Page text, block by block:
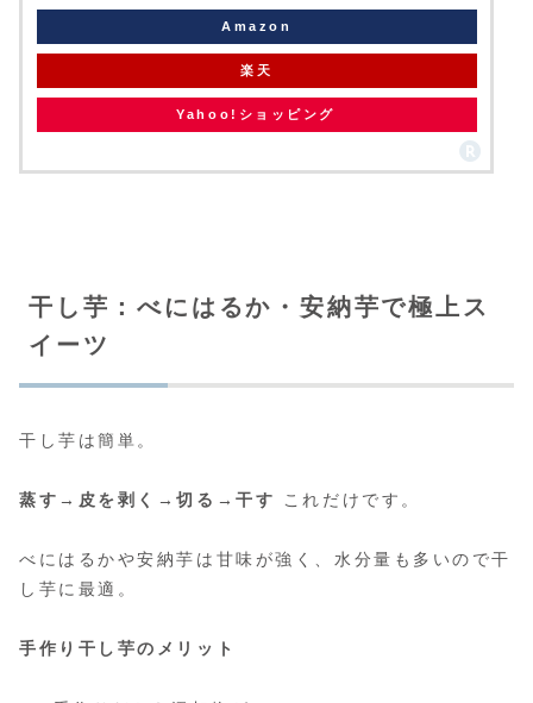
Amazon
楽天
Yahoo!ショッピング
干し芋：べにはるか・安納芋で極上ス
イーツ
干し芋は簡単。
蒸す→皮を剥く→切る→干す これだけです。
べにはるかや安納芋は甘味が強く、水分量も多いので干
し芋に最適。
手作り干し芋のメリット